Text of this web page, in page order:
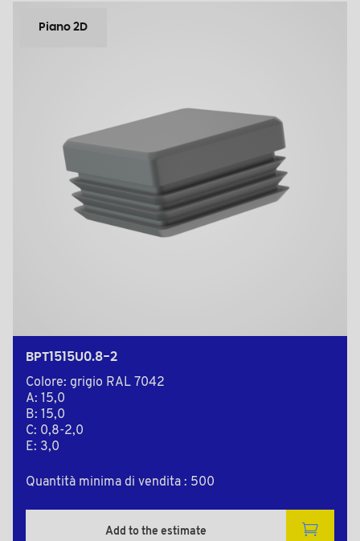
Piano 2D
BPT1515U0.8-2
Colore: grigio RAL 7042
A: 15,0
B: 15,0
C: 0,8-2,0
E: 3,0
Quantità minima di vendita : 500
Add to the estimate